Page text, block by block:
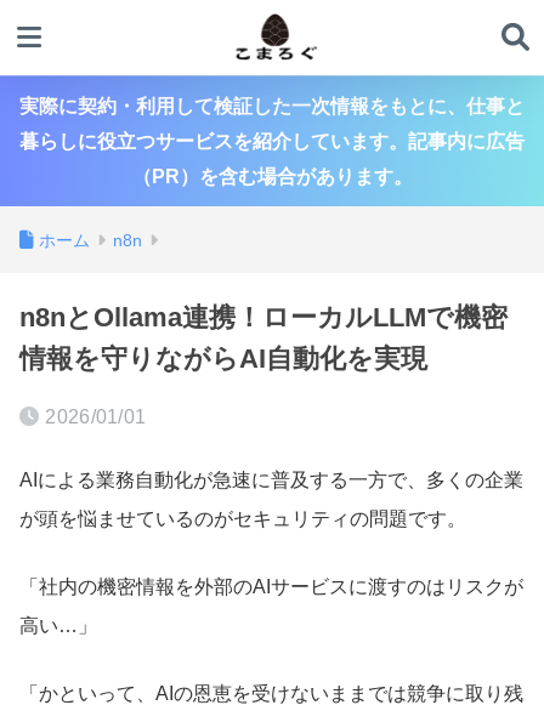
実際に契約・利用して検証した一次情報をもとに、仕事と
暮らしに役立つサービスを紹介しています。記事内に広告
（PR）を含む場合があります。
ホーム n8n
n8nとOllama連携！ローカルLLMで機密
情報を守りながらAI自動化を実現
2026/01/01
AIによる業務自動化が急速に普及する一方で、多くの企業
が頭を悩ませているのがセキュリティの問題です。
「社内の機密情報を外部のAIサービスに渡すのはリスクが
高い…」
「かといって、AIの恩恵を受けないままでは競争に取り残